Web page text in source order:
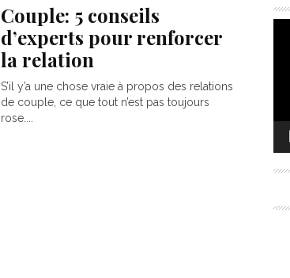
Couple: 5 conseils
d’experts pour renforcer
la relation
S’il y’a une chose vraie à propos des relations
de couple, ce que tout n’est pas toujours
rose....